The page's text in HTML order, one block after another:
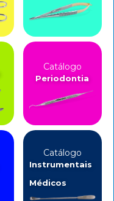
Catálogo
Periodontia
Catálogo
Instrumentais
Médicos